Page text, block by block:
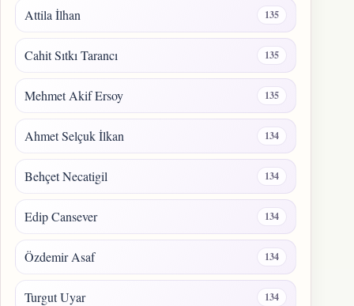
Attila İlhan 135
Cahit Sıtkı Tarancı 135
Mehmet Akif Ersoy 135
Ahmet Selçuk İlkan 134
Behçet Necatigil 134
Edip Cansever 134
Özdemir Asaf 134
Turgut Uyar 134